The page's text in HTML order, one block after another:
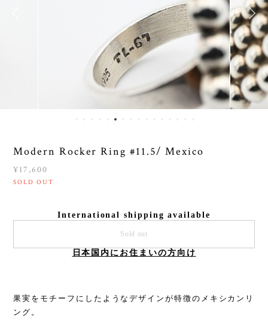
Modern Rocker Ring #11.5/ Mexico
¥17,600
SOLD OUT
International shipping available
Sold out
日本国内にお住まいの方向け
果実をモチーフにしたようなデザインが特徴のメキシカンリ
ング。